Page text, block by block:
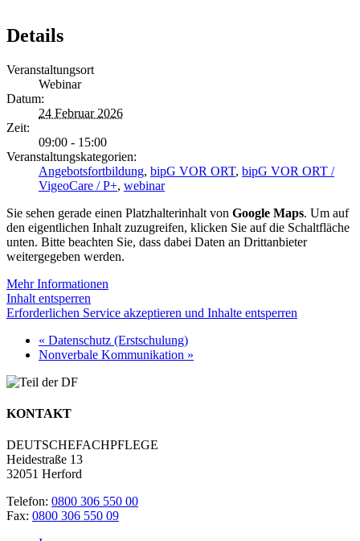
Details
Veranstaltungsort
Webinar
Datum:
24 Februar 2026
Zeit:
09:00 - 15:00
Veranstaltungskategorien:
Angebotsfortbildung, bipG VOR ORT, bipG VOR ORT /
VigeoCare / P+, webinar
Sie sehen gerade einen Platzhalterinhalt von Google Maps. Um auf
den eigentlichen Inhalt zuzugreifen, klicken Sie auf die Schaltfläche
unten. Bitte beachten Sie, dass dabei Daten an Drittanbieter
weitergegeben werden.
Mehr Informationen
Inhalt entsperren
Erforderlichen Service akzeptieren und Inhalte entsperren
« Datenschutz (Erstschulung)
Nonverbale Kommunikation »
KONTAKT
DEUTSCHEFACHPFLEGE
Heidestraße 13
32051 Herford
Telefon: 0800 306 550 00
Fax: 0800 306 550 09